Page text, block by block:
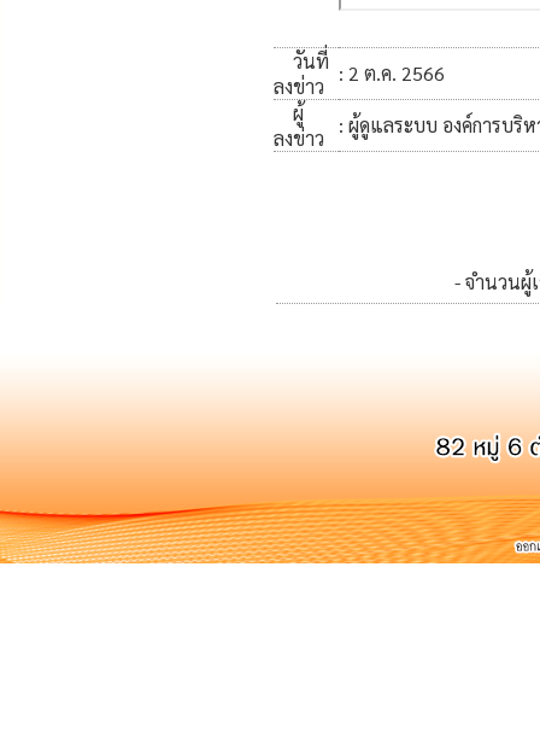
วันที่
ลงข่าว
: 2 ต.ค. 2566
ผู้
ลงข่าว
: ผู้ดูแลระบบ องค์การบริ
- จำนวนผู้